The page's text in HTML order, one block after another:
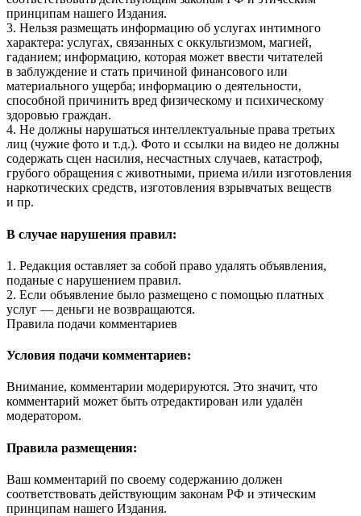
принципам нашего Издания.
3. Нельзя размещать информацию об услугах интимного
характера: услугах, связанных с оккультизмом, магией,
гаданием; информацию, которая может ввести читателей
в заблуждение и стать причиной финансового или
материального ущерба; информацию о деятельности,
способной причинить вред физическому и психическому
здоровью граждан.
4. Не должны нарушаться интеллектуальные права третьих
лиц (чужие фото и т.д.). Фото и ссылки на видео не должны
содержать сцен насилия, несчастных случаев, катастроф,
грубого обращения с животными, приема и/или изготовления
наркотических средств, изготовления взрывчатых веществ
и пр.
В случае нарушения правил:
1. Редакция оставляет за собой право удалять объявления,
поданые с нарушением правил.
2. Если объявление было размещено с помощью платных
услуг — деньги не возвращаются.
Правила подачи комментариев
Условия подачи комментариев:
Внимание, комментарии модерируются. Это значит, что
комментарий может быть отредактирован или удалён
модератором.
Правила размещения:
Ваш комментарий по своему содержанию должен
соответствовать действующим законам РФ и этическим
принципам нашего Издания.